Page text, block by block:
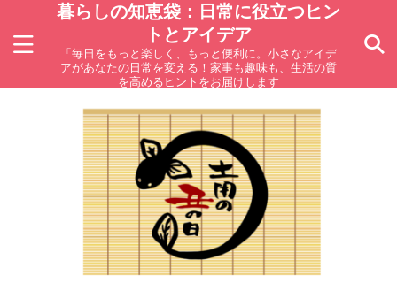
暮らしの知恵袋：日常に役立つヒン
トとアイデア
「毎日をもっと楽しく、もっと便利に。小さなアイデ
アがあなたの日常を変える！家事も趣味も、生活の質
を高めるヒントをお届けします